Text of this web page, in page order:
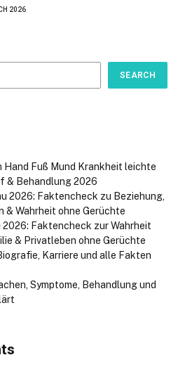
2026
SEARCH
Fuß Mund Krankheit leichte
& Behandlung 2026
2026: Faktencheck zu Beziehung,
& Wahrheit ohne Gerüchte
Faktencheck zur Wahrheit
& Privatleben ohne Gerüchte
Karriere und alle Fakten
Symptome, Behandlung und